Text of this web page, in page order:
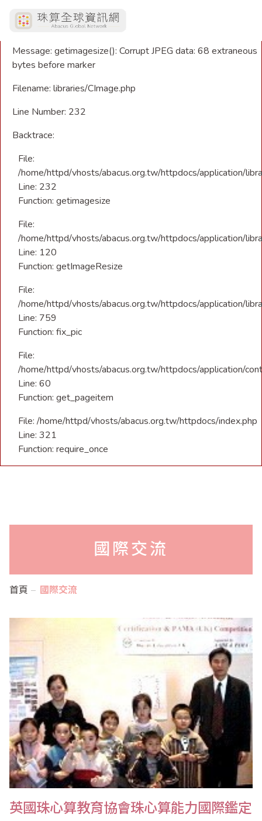
A PHP Error was encountered
Severity: Warning
Message: getimagesize(): Corrupt JPEG data: 68 extraneous
bytes before marker
Filename: libraries/CImage.php
Line Number: 232
Backtrace:
File:
/home/httpd/vhosts/abacus.org.tw/httpdocs/application/
Line: 232
Function: getimagesize
File:
/home/httpd/vhosts/abacus.org.tw/httpdocs/application/
Line: 120
Function: getImageResize
File:
/home/httpd/vhosts/abacus.org.tw/httpdocs/application/
Line: 759
Function: fix_pic
File:
/home/httpd/vhosts/abacus.org.tw/httpdocs/application/
Line: 60
Function: get_pageitem
File: /home/httpd/vhosts/abacus.org.tw/httpdocs/index.php
Line: 321
Function: require_once
國際交流
首頁 國際交流
英國珠心算教育協會珠心算能力國際鑑定